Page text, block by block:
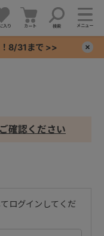
入り カート 検索 メニュー
8/31まで >>
確認ください
ログインしてくだ